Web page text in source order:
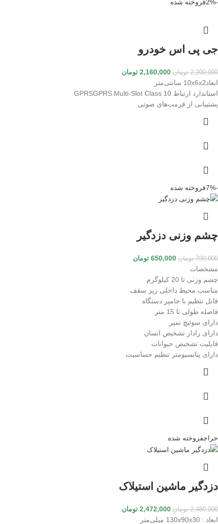
-2% فروخته شده
جی پی اس خودرو
2,200,000 تومان 2,160,000 تومان
ابعاد10x6x2 سانتی‌متر
استاندارد ارتباط GPRSGPRS Multi-Slot Class 10
پشتیبانی از فرمت‌های صوتی
-7% فروخته شده
چشم وزنی دزدگیر
700,000 تومان 650,000 تومان
مشخصات
چشم وزنی تا 20 کیلوگرم
مناسب محیط داخلی زیر سقف
قابل تنظیم با جامپر دستگاه
فاصله طولی تا 15 متر
دارای سوئیچ تمپر
دارای رادار تشخیص انسان
قابلیت تشخیص حیوانات
دارای پتانسیومتر تنظیم حساسیت
حراجفروخته شده
دزدگیر ماشین استیلاک
2,480,000 تومان 2,472,000 تومان
ابعاد : 130x90x30 میلی‌متر